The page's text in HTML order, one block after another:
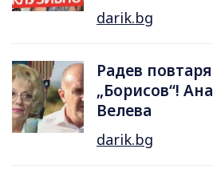
darik.bg
Радев
„Борисов“!
Велева
darik.bg